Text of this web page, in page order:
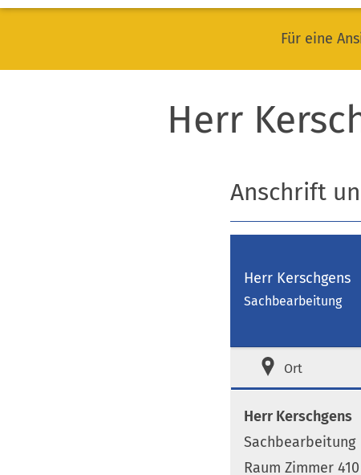
Für eine
Herr
Anschrift
Herr Kerschgens
Sachbearbeitung
Ort
Herr Kerschgens
Sachbearbeitung
Raum Zimmer